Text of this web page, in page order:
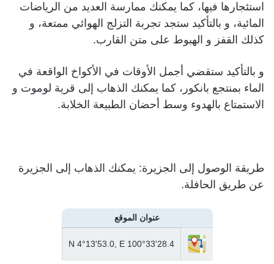
استئجارها فيها، كما يمكنك ممارسة العديد من الرياضات
المائية، و بالتأكيد ستجد تجربة التزلج الهوائي ممتعة، و
كذلك القفز و الهبوط على متن القارب.
و بالتأكيد ستقضي أجمل الأوقات في الأكواخ الواقعة في
الماء بمنتجع بانكور، كما يمكنك الذهاب إلى قرية لوموت و
الاستمتاع بالهدوء وسط أحضان الطبيعة الخلابة.
طريقة الوصول إلى الجزيرة: يمكنك الذهاب إلى الجزيرة
عن طريق الحافلة.
عنوان الموقع
N 4°13'53.0, E 100°33'28.4